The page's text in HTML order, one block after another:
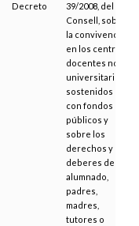
Decreto
39/2008, del
Consell, sobre
la convivencia
en los centros
docentes no
universitarios
sostenidos
con fondos
públicos y
sobre los
derechos y
deberes del
alumnado,
padres,
madres,
tutores o